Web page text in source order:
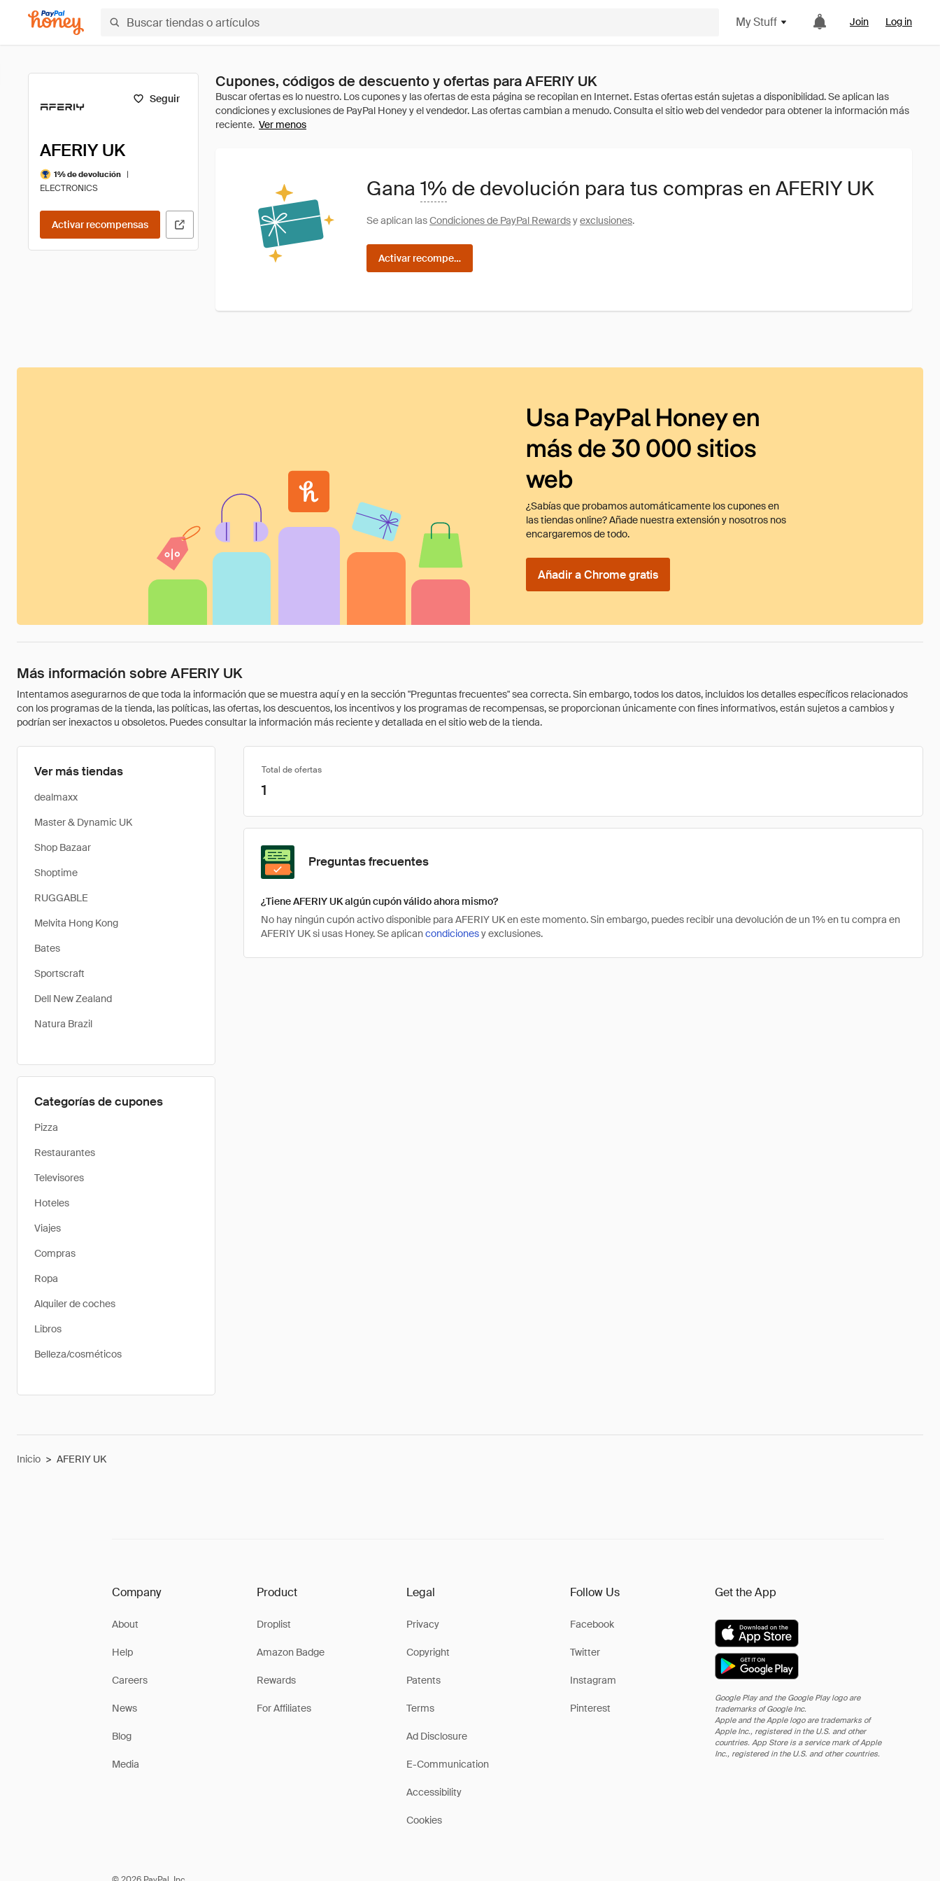
My Stuff Join Log in
Seguir
AFERIY UK
1% de devolución
|
ELECTRONICS
Activar recompensas
Cupones, códigos de descuento y ofertas para AFERIY UK
Ver menos
Gana 1% de devolución para tus compras en AFERIY UK
Se aplican lasCondiciones de PayPal Rewardsyexclusiones.
Activar recompensas
Usa PayPal Honey en
más de 30 000 sitios
web
¿Sabías que probamos automáticamente los cupones en
las tiendas online? Añade nuestra extensión y nosotros nos
encargaremos de todo.
Añadir a Chrome gratis
Más información sobre AFERIY UK
Intentamos asegurarnos de que toda la información que se muestra aquí y en la sección "Preguntas frecuentes" sea correcta. Sin embargo, todos los datos, incluidos los detalles específicos relacionados
con los programas de la tienda, las políticas, las ofertas, los descuentos, los incentivos y los programas de recompensas, se proporcionan únicamente con fines informativos, están sujetos a cambios y
podrían ser inexactos u obsoletos. Puedes consultar la información más reciente y detallada en el sitio web de la tienda.
Ver más tiendas
dealmaxx
Master & Dynamic UK
Shop Bazaar
Shoptime
RUGGABLE
Melvita Hong Kong
Bates
Sportscraft
Dell New Zealand
Natura Brazil
Categorías de cupones
Pizza
Restaurantes
Televisores
Hoteles
Viajes
Compras
Ropa
Alquiler de coches
Libros
Belleza/cosméticos
Total de ofertas
1
Preguntas frecuentes
¿Tiene AFERIY UK algún cupón válido ahora mismo?
No hay ningún cupón activo disponible para AFERIY UK en este momento. Sin embargo, puedes recibir una devolución de un 1% en tu compra en
AFERIY UK si usas Honey. Se aplicancondicionesy exclusiones.
Inicio > AFERIY UK
Company
About
Help
Careers
News
Blog
Media
Product
Droplist
Amazon Badge
Rewards
For Affiliates
Legal
Privacy
Copyright
Patents
Terms
Ad Disclosure
E-Communication
Accessibility
Cookies
Follow Us
Facebook
Twitter
Instagram
Pinterest
Get the App
Google Play and the Google Play logo are
trademarks of Google Inc.
Apple and the Apple logo are trademarks of
Apple Inc., registered in the U.S. and other
countries. App Store is a service mark of Apple
Inc., registered in the U.S. and other countries.